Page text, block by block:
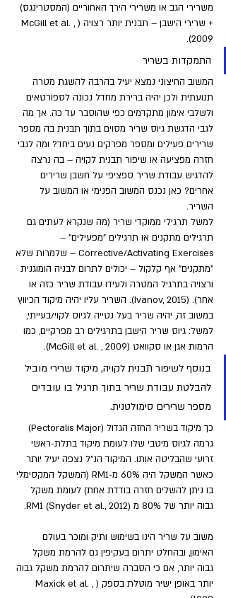
משרירי הגב או משרירי הירך האחוריים (המסטרינגס)
+ שרירי הישבן – תבנית יותר רצויה (McGill et al. ,
2009).
התמקדות בשריר
המשוב החיצוני נמצא יעיל בהרבה להשגת מטרה
תנועתית ולכן יהיה ברירת מחדל נכונה לספורטאים
ולשלבי אימון מתקדמים כפי שהוסבר עד כה. אך מה
לגבי הדגשת גיוס שריר מסוים בתוך תבנית בה מספר
שרירים פעילים ומספר מפרקים נעים ביחד? ומה לגבי
חזרה מפציעה או שיפור תבנית לקויה – בה נרצה
להדגיש עבודת שריר ספציפי על חשבן שרירים
אחרים? כאן נכנס המשוב הפנימי או המשוב על
השריר.
למשל תרגילי ממוקדי שריר (מה שנקרא לעתים גם
תרגילים מתקנים או תרגילים "מפעילים" –
Corrective/Activating Exercises – שלמרות שלא
"מתקנים" אף קלקול – יכולים לתרום לבניה הומוגנית
ורצויה בתרגיל המטרה ולעידו עבודת שריר כזה או
אחר). (Ivanov, 2015). השריר עליו יהיה מיקוד הכיווץ
במשוב זה, יהיה שריר בעל נטייה לגיוס לקוי/בעייתי,
למשל: גיוס שריר הישבן בתרגילים רב מפרקיים, כמו
הרמות אגן או סקוואט (McGill et al. , 2009).
בנוסף לשיפור תבנית לקויה, מיקוד שרירי מוביל
להבלטת עבודת שריר בתוך תרגיל בו עובדים
מספר שרירים סימולטנית.
כך מיקוד בשריר החזה הגדול (Pectoralis Major)
גרמה לגיוס מיטבי שלו לעומת מיקוד בתלת-ראשי
זרועי שהבליטה אותו. המיקוד הנ"ל נצפה יעיל יותר
כאשר המשקל היה 60% מ-RM1 (המשקל המקסימלי
בו ניתן להשלים חזרה בודדת אחת) לעומת משקל
גבוה יותר של 80% מ RM1 (Snyder et al., 2012).
משוב על שריר הינו בשימוש ותיק ומוכר בעולם
האימון, ובהחלט יתרום בעקיפין גם להרמת משקל
גבוה יותר, אם כי הסברה שיתרום להרמת משקל גבוה
יותר באופן ישיר מוטלת בספק (Maxick et al. ,